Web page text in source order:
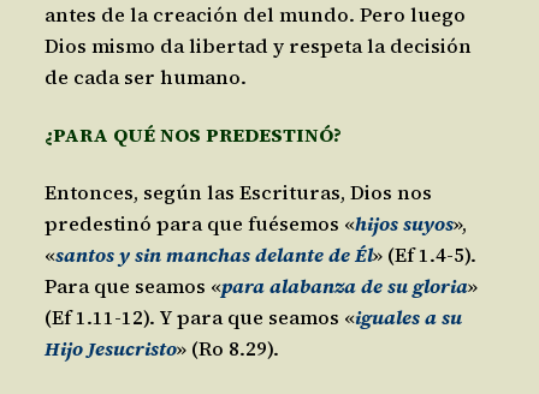
antes de la creación del mundo. Pero luego
Dios mismo da libertad y respeta la decisión
de cada ser humano.
¿PARA QUÉ NOS PREDESTINÓ?
Entonces, según las Escrituras, Dios nos
predestinó para que fuésemos «hijos suyos»,
«santos y sin manchas delante de Él» (Ef 1.4-5).
Para que seamos «para alabanza de su gloria»
(Ef 1.11-12). Y para que seamos «iguales a su
Hijo Jesucristo» (Ro 8.29).